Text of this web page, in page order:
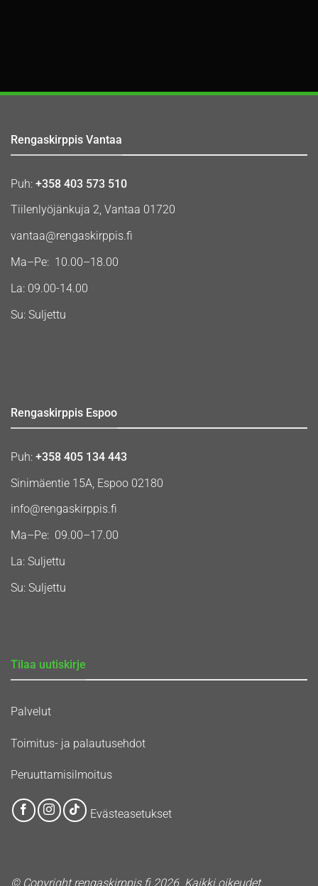
Rengaskirppis Vantaa
Puh: +358 403 573 510
Tiilenlyöjänkuja 2, Vantaa 01720
vantaa@rengaskirppis.fi
Ma–Pe: 10.00–18.00
La: 09.00-14.00
Su: Suljettu
Rengaskirppis Espoo
Puh: +358 405 134 443
Sinimäentie 15A, Espoo 02180
info@rengaskirppis.fi
Ma–Pe: 09.00–17.00
La: Suljettu
Su: Suljettu
Tilaa uutiskirje
Palvelut
Toimitus- ja palautusehdot
Peruuttamisilmoitus
Evästeasetukset
© Copyright rengaskirppis.fi 2026. Kaikki oikeudet